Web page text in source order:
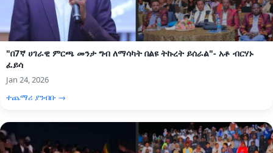
"በ7ኛ ሀገራዊ ምርጫ መንታ ግብ ለማሳካት በልዩ ትኩረት ይሰራል"- አቶ ብርሃኑ
ፈይሳ
Jan 24, 2026
ተጨማሪ ያንብቡ →